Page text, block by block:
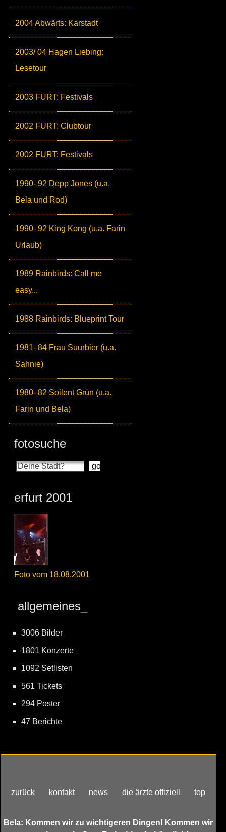
2004 Abwärts: Karstadt
2003/ 04 Hagen Liebing:
Lesetour
2003 FURT: Festivals
2002 FURT: Clubtour
2002 FURT: Festivals
1990- 92 Depp Jones (u.a.
Bela und Rod)
1990- 92 King Kong (u.a. Farin
Urlaub)
1989 Rainbirds: Call me
easy...
1988 Rainbirds: Blueprint Tour
1981- 84 Frau Suurbier (u.a.
Sahnie)
1980- 82 Soilent Grün (u.a.
Farin und Bela)
fotosuche
erfurt 2001
Foto vom 18.08.2001
allgemeines_
3006 Bilder
1801 Konzerte
1092 Setlisten
561 Tickets
294 Poster
47 Berichte
zurück kontakt news die ärzte offiziell top
Bela: Kommen wir zu wichtigeren Dingen! Kommen wir